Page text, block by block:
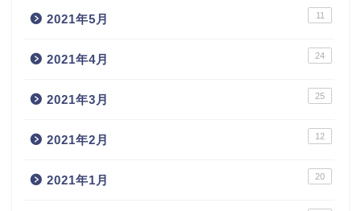
2021年5月 11
2021年4月 24
2021年3月 25
2021年2月 12
2021年1月 20